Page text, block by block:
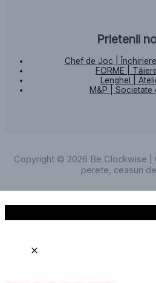
Prietenii
Chef de Joc |
FORME |
Lenghel |
M&P |
Copyright © 2026 Be Clockwise |
perete, ceasuri